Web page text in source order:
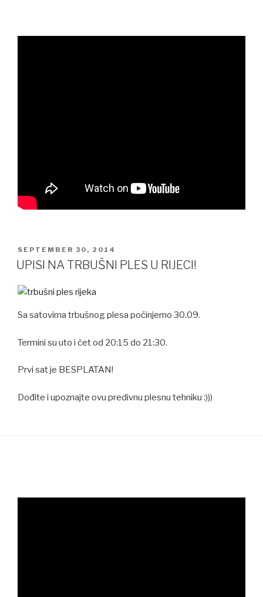
POSTED
ON
SEPTEMBER 30, 2014
UPISI NA TRBUŠNI PLES U RIJECI!
Sa satovima trbušnog plesa počinjemo 30.09.
Termini su uto i čet od 20:15 do 21:30.
Prvi sat je BESPLATAN!
Dođite i upoznajte ovu predivnu plesnu tehniku :)))